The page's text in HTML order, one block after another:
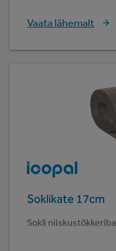
Vaata lähemalt
Soklikate 17cm
Sokli niiskustõkkeriba